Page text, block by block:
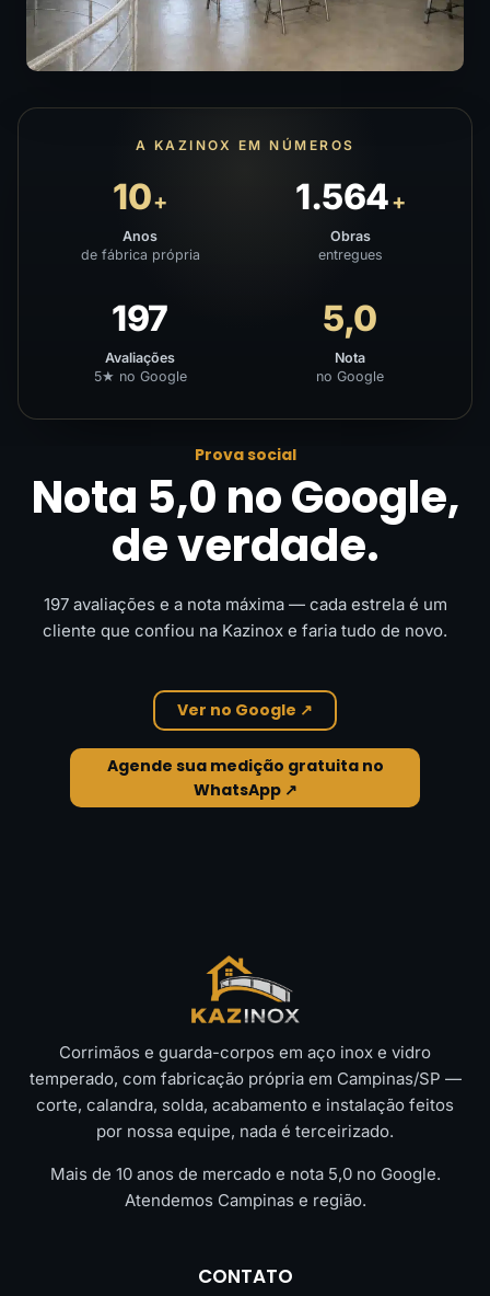
A KAZINOX EM NÚMEROS
10+
Anos
de fábrica própria
1.564+
Obras
entregues
197
Avaliações
5★ no Google
5,0
Nota
no Google
Prova social
Nota 5,0 no Google,
de verdade.
197 avaliações e a nota máxima — cada estrela é um
cliente que confiou na Kazinox e faria tudo de novo.
Ver no Google ↗
Agende sua medição gratuita no
WhatsApp ↗
Corrimãos e guarda-corpos em aço inox e vidro
temperado, com fabricação própria em Campinas/SP —
corte, calandra, solda, acabamento e instalação feitos
por nossa equipe, nada é terceirizado.
Mais de 10 anos de mercado e nota 5,0 no Google.
Atendemos Campinas e região.
CONTATO